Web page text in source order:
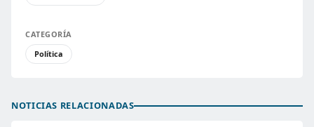
CATEGORÍA
Política
NOTICIAS RELACIONADAS